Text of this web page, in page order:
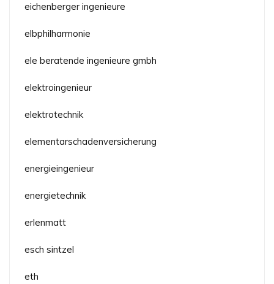
eichenberger ingenieure
elbphilharmonie
ele beratende ingenieure gmbh
elektroingenieur
elektrotechnik
elementarschadenversicherung
energieingenieur
energietechnik
erlenmatt
esch sintzel
eth